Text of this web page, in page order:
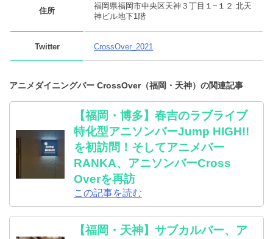
住所
福岡県福岡市中央区天神３丁目１−１２ 北天
神ビル地下1階
Twitter CrossOver_2021
アニメダイニングバー CrossOver（福岡・天神）の関連記事
【福岡・博多】春吉のラブライブ
特化型アニソンバーJump HIGH!!
を初訪問！そしてアニメバー
RANKA、アニソンバーCross
Overを再訪
この記事を読む
【福岡・天神】サブカルバー、ア